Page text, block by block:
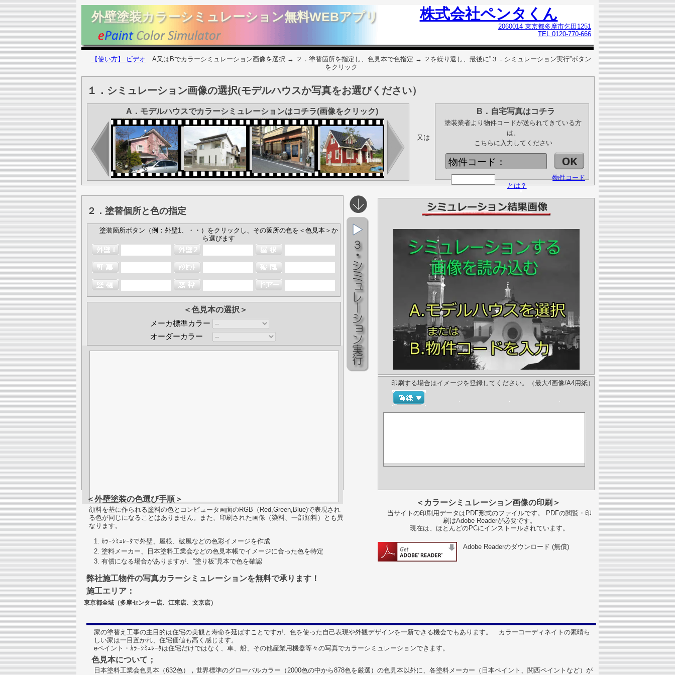
外壁塗装カラーシミュレーション無料WEBアプリ 株式会社ペンタくん
2060014 東京都多摩市乞田1251
TEL 0120-770-666
【使い方】 ビデオ A又はBでカラーシミュレーション画像を選択 → ２．塗替箇所を指定し、色見本で色指定 → ２を繰り返し、最後に”３．シミュレーション実行”ボタン
をクリック
１．シミュレーション画像の選択(モデルハウスか写真をお選びください）
A．モデルハウスでカラーシミュレーションはコチラ(画像をクリック)
又は
B．自宅写真はコチラ
塗装業者より物件コードが送られてきている方
は、
こちらに入力してください
物件コード：
物件コード
とは？
２．塗替個所と色の指定
塗装箇所ボタン（例：外壁1、・・）をクリックし、その箇所の色を＜色見本＞か
ら選びます
＜色見本の選択＞
メーカ標準カラー
オーダーカラー
＜外壁塗装の色選び手順＞
顔料を基に作られる塗料の色とコンピュータ画面のRGB（Red,Green,Blue)で表現され
る色が同じになることはありません。また、印刷された画像（染料、一部顔料）とも異
なります。
ｶﾗｰｼﾐｭﾚｰﾀで外壁、屋根、破風などの色彩イメージを作成
塗料メーカー、日本塗料工業会などの色見本帳でイメージに合った色を特定
有償になる場合がありますが、”塗り板”見本で色を確認
弊社施工物件の写真カラーシミュレーションを無料で承ります！
施工エリア：
東京都全域（多摩センター店、江東店、文京店）
印刷する場合はイメージを登録してください。（最大4画像/A4用紙）
＜カラーシミュレーション画像の印刷＞
当サイトの印刷用データはPDF形式のファイルです。 PDFの閲覧・印
刷はAdobe Readerが必要です。
現在は、ほとんどのPCにインストールされています。
Adobe Readerのダウンロード (無償)
家の塗替え工事の主目的は住宅の美観と寿命を延ばすことですが、色を使った自己表現や外観デザインを一新できる機会でもあります。 カラーコーディネイトの素晴ら
しい家は一目置かれ、住宅価値も高く感じます。
eペイント・ｶﾗｰｼﾐｭﾚｰﾀは住宅だけではなく、車、船、その他産業用機器等々の写真でカラーシミュレーションできます。
色見本について；
日本塗料工業会色見本（632色），世界標準のグローバルカラー（2000色の中から878色を厳選）の色見本以外に、各塗料メーカー（日本ペイント、関西ペイントなど）が